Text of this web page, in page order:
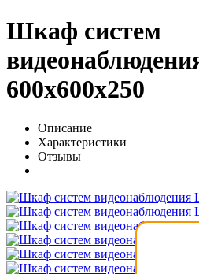
Шкаф систем
600х600х250
Описание
Характеристики
Отзывы